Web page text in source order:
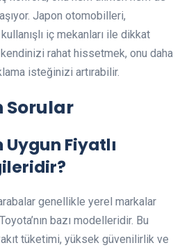
Japon otomobilleri,
iç mekanları ile dikkat
kendinizi rahat hissetmek, onu daha
isteğinizi artırabilir.
Sorular
Uygun Fiyatlı
genellikle yerel markalar
bazı modelleridir. Bu
tüketimi, yüksek güvenilirlik ve